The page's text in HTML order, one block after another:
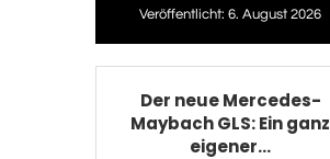
Veröffentlicht: 6. August 2026
Der neue Mercedes-
Maybach GLS: Ein ganz
eigener...